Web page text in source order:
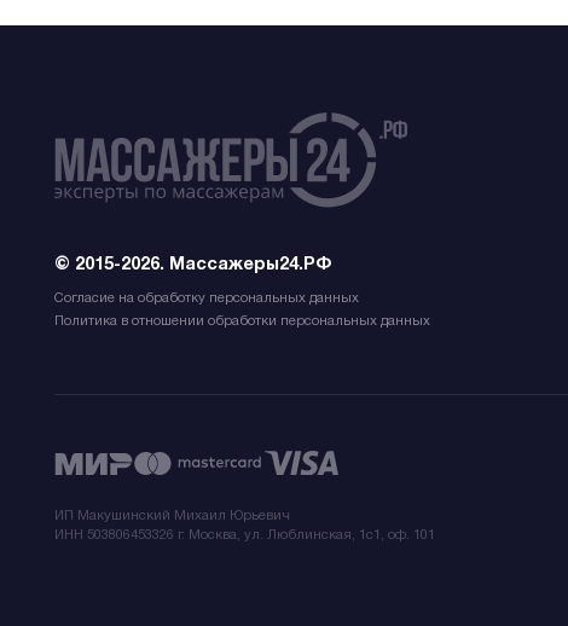
© 2015-2026. Массажеры24.РФ
Согласие на обработку персональных данных
Политика в отношении обработки персональных данных
ИП Макушинский Михаил Юрьевич
ИНН 503806453326 г. Москва, ул. Люблинская, 1с1, оф. 101